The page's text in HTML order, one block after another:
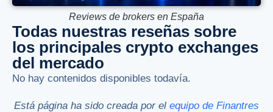
Reviews de brokers en España
Todas nuestras reseñas sobre
los principales crypto exchanges
del mercado
No hay contenidos disponibles todavía.
Está página ha sido creada por el equipo de Finantres